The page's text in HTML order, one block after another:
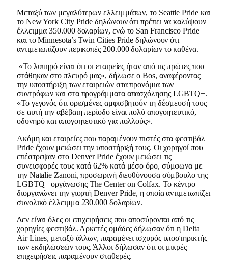
Μεταξύ των μεγαλύτερων ελλειμμάτων, το Seattle Pride και
το New York City Pride δηλώνουν ότι πρέπει να καλύψουν
έλλειμμα 350.000 δολαρίων, ενώ το San Francisco Pride
και το Minnesota’s Twin Cities Pride δηλώνουν ότι
αντιμετωπίζουν περικοπές 200.000 δολαρίων το καθένα.
«Το λυπηρό είναι ότι οι εταιρείες ήταν από τις πρώτες που
στάθηκαν στο πλευρό μας», δήλωσε ο Bos, αναφέροντας
την υποστήριξη των εταιρειών στα προνόμια των
συντρόφων και στα προγράμματα απασχόλησης LGBTQ+.
«Το γεγονός ότι ορισμένες αμφισβητούν τη δέσμευσή τους
σε αυτή την αβέβαιη περίοδο είναι πολύ απογοητευτικό,
οδυνηρό και απογοητευτικό για πολλούς».
Ακόμη και εταιρείες που παραμένουν πιστές στα φεστιβάλ
Pride έχουν μειώσει την υποστήριξή τους. Οι χορηγοί που
επέστρεψαν στο Denver Pride έχουν μειώσει τις
συνεισφορές τους κατά 62% κατά μέσο όρο, σύμφωνα με
την Natalie Zanoni, προσωρινή διευθύνουσα σύμβουλο της
LGBTQ+ οργάνωσης The Center on Colfax. Το κέντρο
διοργανώνει την γιορτή Denver Pride, η οποία αντιμετωπίζει
συνολικό έλλειμμα 230.000 δολαρίων.
Δεν είναι όλες οι επιχειρήσεις που αποσύρονται από τις
χορηγίες φεστιβάλ. Αρκετές ομάδες δήλωσαν ότι η Delta
Air Lines, μεταξύ άλλων, παραμένει ισχυρός υποστηρικτής
των εκδηλώσεών τους. Άλλοι δήλωσαν ότι οι μικρές
επιχειρήσεις παραμένουν σταθερές.